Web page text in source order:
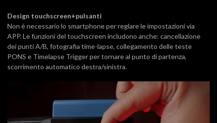
Design touchscreen+pulsanti
Non è necessario lo smartphone per reglare le impostazioni via
APP. Le funzioni del touchscreen includono anche: cancellazione
dei punti A/B, fotografia time-lapse, collegamento delle teste
PONS e Timelapse Trigger per tornare al punto di partenza,
scorrimento automatico destra/sinistra.